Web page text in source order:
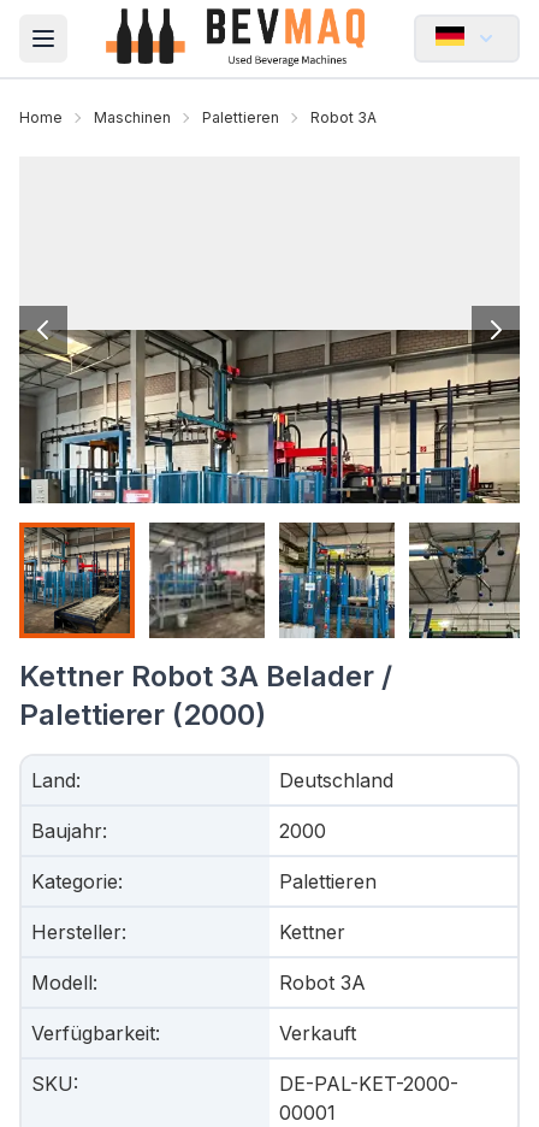
Open main menu
Home Maschinen Palettieren Robot 3A
Kettner Robot 3A Belader /
Palettierer (2000)
Land: Deutschland
Baujahr: 2000
Kategorie: Palettieren
Hersteller: Kettner
Modell: Robot 3A
Verfügbarkeit: Verkauft
SKU:
DE-PAL-KET-2000-
00001